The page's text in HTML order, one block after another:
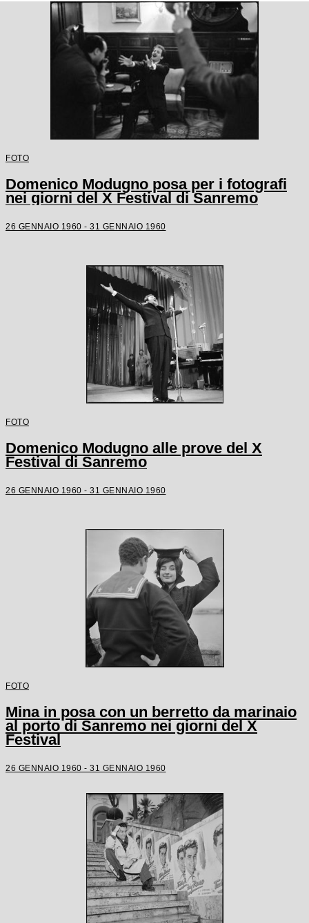
FOTO
Domenico Modugno posa per i fotografi
nei giorni del X Festival di Sanremo
26 GENNAIO 1960 - 31 GENNAIO 1960
FOTO
Domenico Modugno alle prove del X
Festival di Sanremo
26 GENNAIO 1960 - 31 GENNAIO 1960
FOTO
Mina in posa con un berretto da marinaio
al porto di Sanremo nei giorni del X
Festival
26 GENNAIO 1960 - 31 GENNAIO 1960